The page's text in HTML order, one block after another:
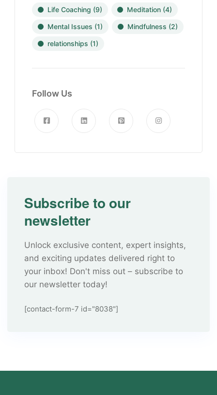
Life Coaching (9) Meditation (4)
Mental Issues (1) Mindfulness (2)
relationships (1)
Follow Us
Subscribe to our
newsletter
Unlock exclusive content, expert insights,
and exciting updates delivered right to
your inbox! Don't miss out – subscribe to
our newsletter today!
[contact-form-7 id="8038"]